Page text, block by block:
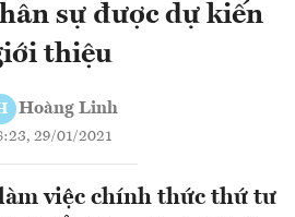
sự được dự kiến
thiệu
Hoàng Linh
29/01/2021
việc chính thức thứ tư